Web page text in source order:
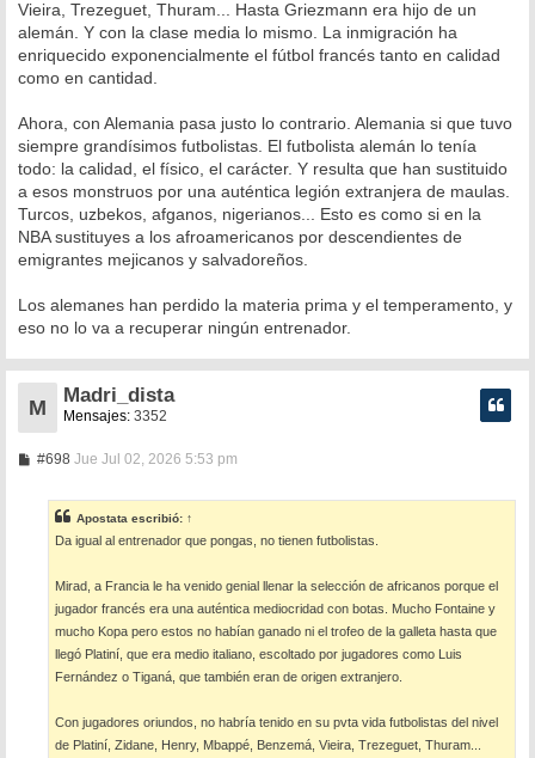
Vieira, Trezeguet, Thuram... Hasta Griezmann era hijo de un
alemán. Y con la clase media lo mismo. La inmigración ha
enriquecido exponencialmente el fútbol francés tanto en calidad
como en cantidad.
Ahora, con Alemania pasa justo lo contrario. Alemania si que tuvo
siempre grandísimos futbolistas. El futbolista alemán lo tenía
todo: la calidad, el físico, el carácter. Y resulta que han sustituido
a esos monstruos por una auténtica legión extranjera de maulas.
Turcos, uzbekos, afganos, nigerianos... Esto es como si en la
NBA sustituyes a los afroamericanos por descendientes de
emigrantes mejicanos y salvadoreños.
Los alemanes han perdido la materia prima y el temperamento, y
eso no lo va a recuperar ningún entrenador.
M
Madri_dista
Mensajes: 3352
#698M
s
a
j
Jue Jul 02, 2026 5:53 pm
Apostata escribió: ↑
Da igual al entrenador que pongas, no tienen futbolistas.
Mirad, a Francia le ha venido genial llenar la selección de africanos porque el
jugador francés era una auténtica mediocridad con botas. Mucho Fontaine y
mucho Kopa pero estos no habían ganado ni el trofeo de la galleta hasta que
llegó Platiní, que era medio italiano, escoltado por jugadores como Luis
Fernández o Tiganá, que también eran de origen extranjero.
Con jugadores oriundos, no habría tenido en su pvta vida futbolistas del nivel
de Platiní, Zidane, Henry, Mbappé, Benzemá, Vieira, Trezeguet, Thuram...